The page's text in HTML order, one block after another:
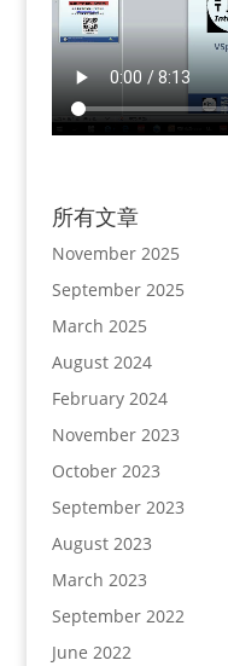
所有文章
November 2025
September 2025
March 2025
August 2024
February 2024
November 2023
October 2023
September 2023
August 2023
March 2023
September 2022
June 2022